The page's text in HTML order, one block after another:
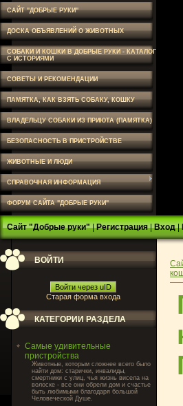
САЙТ "ДОБРЫЕ РУКИ"
ДОСКА ОБЪЯВЛЕНИЙ О ЖИВОТНЫХ
СОБАКИ И КОШКИ В ДОБРЫЕ РУКИ - КАТАЛОГ
С ИСТОРИЯМИ
СОВЕТЫ И РЕКОМЕНДАЦИИ
ПАМЯТКА, КАК ВЗЯТЬ СОБАКУ, КОШКУ
ВЛАДЕЛЬЦУ СОБАКИ ИЗ ПРИЮТА (ПАМЯТКА)
БЕЗОПАСНОСТЬ В ПРИСТРОЙСТВЕ
ЖИВОТНЫЕ И ЛЮДИ
СПРАВОЧНАЯ ИНФОРМАЦИЯ
ФОРУМ САЙТА "ДОБРЫЕ РУКИ"
Сайт "Добрые руки"|Регистрация|Вход|
ВОЙТИ
Войти через uID
Старая форма входа
КАТЕГОРИИ РАЗДЕЛА
Самые удивительные
пристройства
Животные, которым сложнее всего было
найти дом: старички, инвалиды,
смертники с улиц, чья жизнь висела на
волоске - все они обрели дом и счастье
быть любимыми благодаря большой
Человеческой Душе.